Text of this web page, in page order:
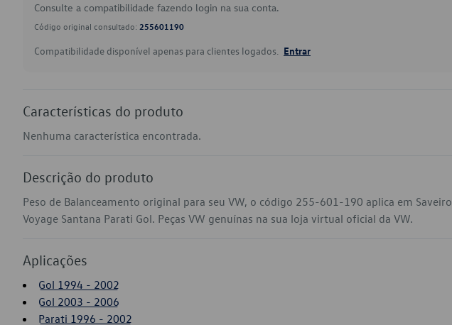
Consulte a compatibilidade fazendo login na sua conta.
Código original consultado: 255601190
Compatibilidade disponível apenas para clientes logados. Entrar
Características do produto
Nenhuma característica encontrada.
Descrição do produto
Peso de Balanceamento original para seu VW, o código 255-601-190 aplica em Saveiro
Voyage Santana Parati Gol. Peças VW genuínas na sua loja virtual oficial da VW.
Aplicações
Gol 1994 - 2002
Gol 2003 - 2006
Parati 1996 - 2002